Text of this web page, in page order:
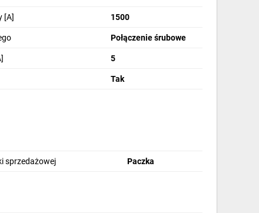
[A] 1500
Połączenie śrubowe
5
Tak
sprzedażowej Paczka